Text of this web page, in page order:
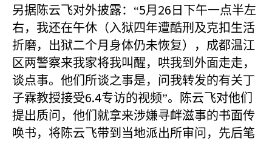
另据陈云飞对外披露：“5月 26 日下午一点半左
右，我还在午休（入狱四年遭酷刑及克扣生活
折磨，出狱二个月身体仍未恢复），成都温江
区两警察来我家将我叫醒，哄我到外面走走，
谈点事。他们所谈之事是，问我转发的有关丁
子霖教授接受6.4专访的视频”。陈云飞对他们
提出质问，他们就拿来涉嫌寻衅滋事的书面传
唤书，将陈云飞带到当地派出所审问，先后笔